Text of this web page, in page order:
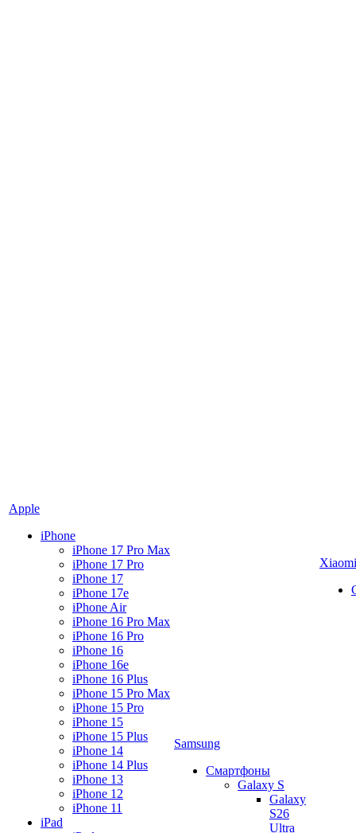
Apple
iPhone
iPhone 17 Pro Max
iPhone 17 Pro
iPhone 17
iPhone 17e
iPhone Air
iPhone 16 Pro Max
iPhone 16 Pro
iPhone 16
iPhone 16e
iPhone 16 Plus
iPhone 15 Pro Max
iPhone 15 Pro
iPhone 15
iPhone 15 Plus
iPhone 14
iPhone 14 Plus
iPhone 13
iPhone 12
iPhone 11
iPad
Samsung
Смартфоны
Galaxy S
Galaxy
S26
Ultra
Xiaomi